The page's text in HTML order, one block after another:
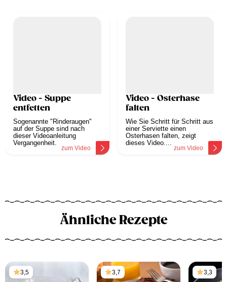
Video - Suppe
entfetten
Sogenannte "Rinderaugen"
auf der Suppe sind nach
dieser Videoanleitung
Vergangenheit.
zum Video
Video - Osterhase
falten
Wie Sie Schritt für Schritt aus
einer Serviette einen
Osterhasen falten, zeigt
dieses Video....
zum Video
Ähnliche Rezepte
3,5 3,7 3,3